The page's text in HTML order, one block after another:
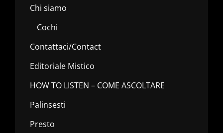
Chi siamo
Cochi
Contattaci/Contact
Editoriale Mistico
HOW TO LISTEN – COME ASCOLTARE
Palinsesti
Presto